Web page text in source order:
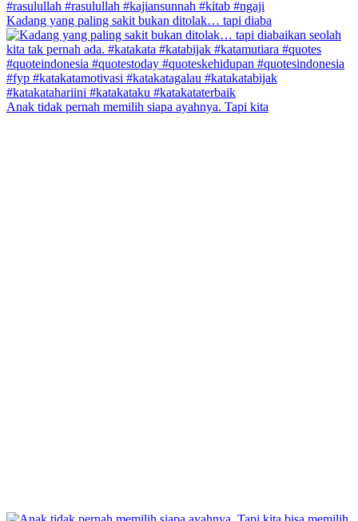
Kadang yang paling sakit bukan ditolak… tapi diaba
Anak tidak pernah memilih siapa ayahnya. Tapi kita